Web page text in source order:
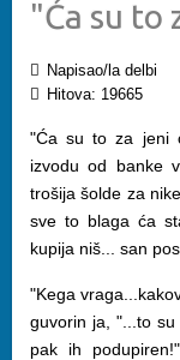
"Ća su to
Napisao/la delbi
Hitova: 19665
"Ća su to za jeni
izvodu od banke
trošija šolde za
sve to blaga ća
kupija niš... san
"Kega
guvorin ja, "...to su
pak ih